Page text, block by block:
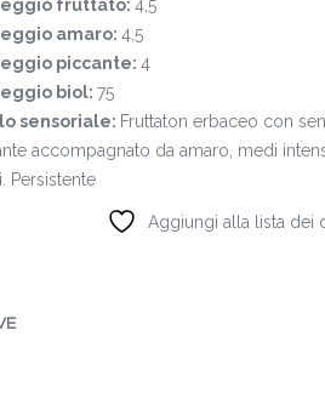
fruttato: 4,5
amaro: 4,5
piccante: 4
biol: 75
sensoriale: Fruttaton erbaceo con
accompagnato da amaro, medi
Persistente
Aggiungi alla lista dei